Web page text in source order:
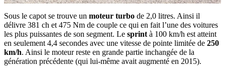
Sous le capot se trouve un moteur turbo de 2,0 litres. Ainsi il
délivre 381 ch et 475 Nm de couple ce qui en fait l’une des voitures
les plus puissantes de son segment. Le sprint à 100 km/h est atteint
en seulement 4,4 secondes avec une vitesse de pointe limitée de 250
km/h. Ainsi le moteur reste en grande partie inchangée de la
génération précédente (qui lui-même avait augmenté en 2015).